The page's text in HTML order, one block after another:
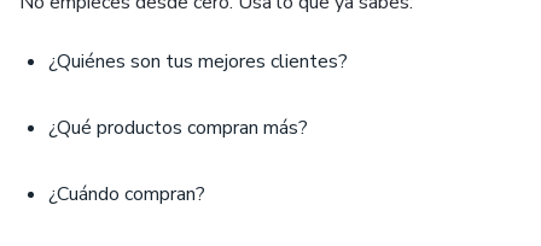
¿Quiénes son tus mejores clientes?
¿Qué productos compran más?
¿Cuándo compran?